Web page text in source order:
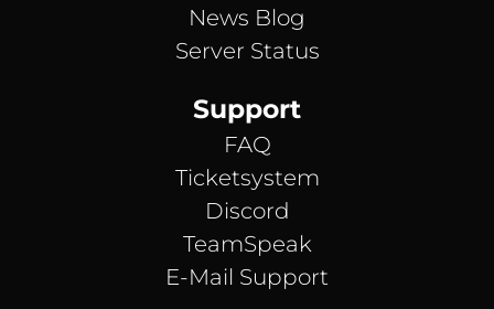
News Blog
Server Status
Support
FAQ
Ticketsystem
Discord
TeamSpeak
E-Mail Support